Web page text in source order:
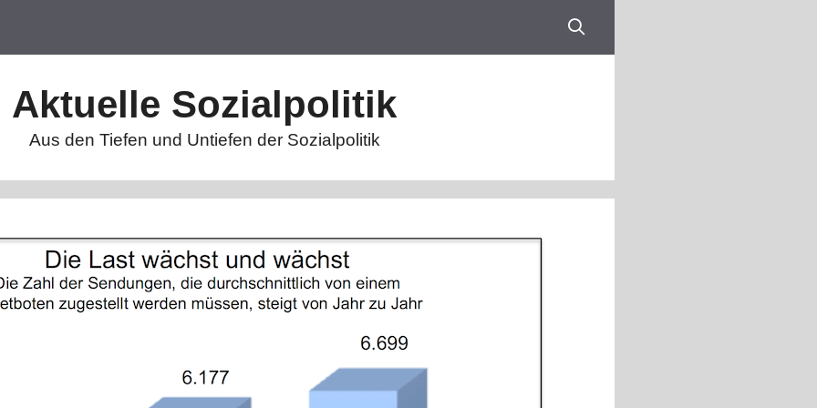
Aktuelle Sozialpolitik
Aus den Tiefen und Untiefen der Sozialpolitik